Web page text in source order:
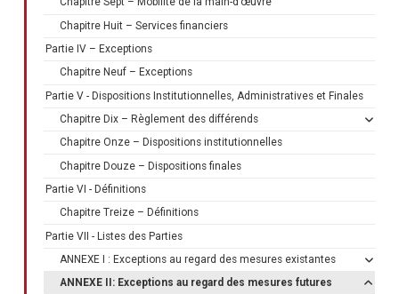
Chapitre Huit – Services financiers
Partie IV – Exceptions
Chapitre Neuf – Exceptions
Partie V - Dispositions Institutionnelles, Administratives et Finales
Chapitre Dix – Règlement des différends
Chapitre Onze – Dispositions institutionnelles
Chapitre Douze – Dispositions finales
Partie VI - Définitions
Chapitre Treize – Définitions
Partie VII - Listes des Parties
ANNEXE I : Exceptions au regard des mesures existantes
ANNEXE II: Exceptions au regard des mesures futures